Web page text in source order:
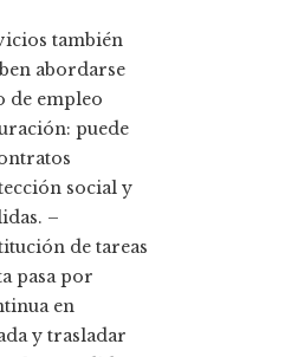
también
abordarse
de empleo
puede
social y
–
de tareas
pasa por
en
y trasladar